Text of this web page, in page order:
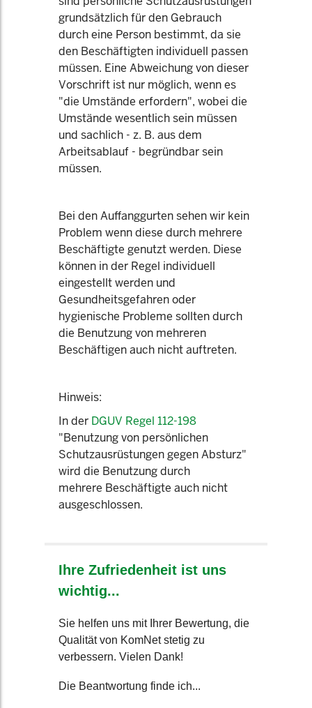
grundsätzlich für den Gebrauch
durch eine Person bestimmt, da sie
den Beschäftigten individuell passen
müssen. Eine Abweichung von dieser
Vorschrift ist nur möglich, wenn es
"die Umstände erfordern", wobei die
Umstände wesentlich sein müssen
und sachlich - z. B. aus dem
Arbeitsablauf - begründbar sein
müssen.
Bei den Auffanggurten sehen wir kein
Problem wenn diese durch mehrere
Beschäftigte genutzt werden. Diese
können in der Regel individuell
eingestellt werden und
Gesundheitsgefahren oder
hygienische Probleme sollten durch
die Benutzung von mehreren
Beschäftigen auch nicht auftreten.
Hinweis:
In der DGUV Regel 112-198
"Benutzung von persönlichen
Schutzausrüstungen gegen Absturz"
wird die Benutzung durch
mehrere Beschäftigte auch nicht
ausgeschlossen.